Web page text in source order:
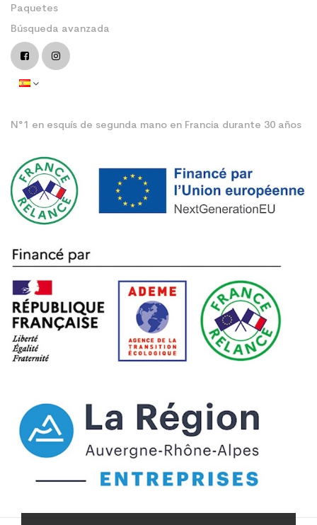
Paquetes
Búsqueda avanzada
N°1 en esquís de segunda mano en Francia durante 30 años